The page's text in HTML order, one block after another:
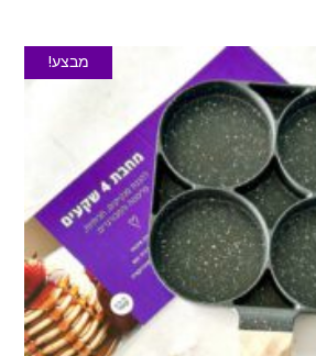
מבצע!